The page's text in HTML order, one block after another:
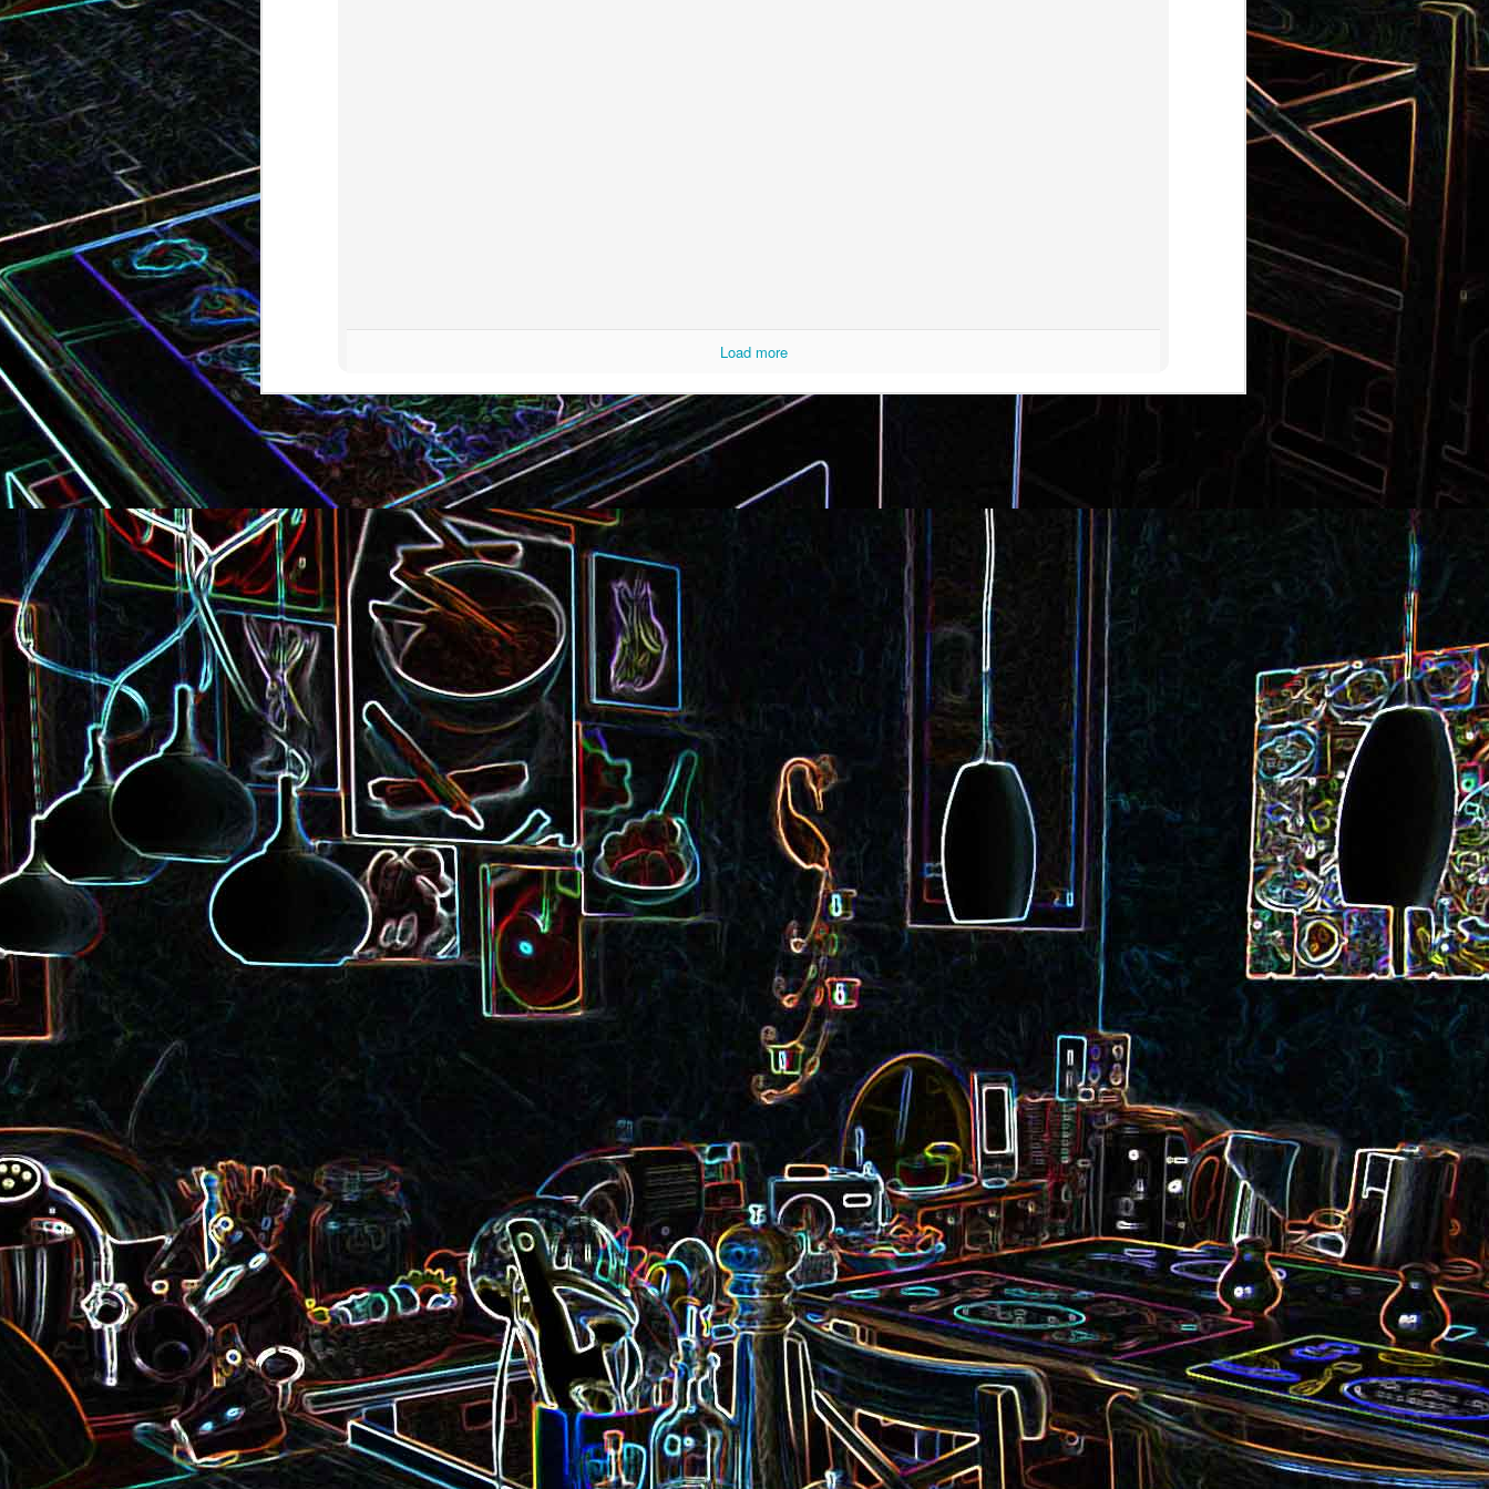
Load more
Curry de brocoli et de carottes
Pizza aux pommes de terre et
aux tomates séchées
Croque-monsieur à la viande
des grisons, au Comté et aux
noix
Croque-madame aux
épinards et au gingembre Smoothie à l'orange et à la
mangue
Curry de pois chiches et de Salade de thon aux câpres et
aux deux olives
Tarte amandine
Pizza à la choucroute, aux
lardons et au cumin Crème de poivron aux noix Cake au saucisson sec et aux Cookie géant aux pépites de
chocolat et au miel
Baguette à la raclette, à la
roquette et aux graines de
courge Smoothie aux kiwis et à la
mangue
Gâteau au chocolat et au Pizza aux rillettes et aux Noix de cajou caramélisées
au sésame
Tarte à la pralinoise et aux
noisettes
Colombo de crevettes au lait
de coco Tarte aux pommes, au miel et
aux amandes
Choux de Bruxelles au
chorizo et à la coriandre Quesadillas à la mexicaine
2